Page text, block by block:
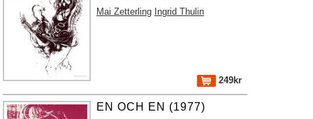
Mai Zetterling Ingrid Thulin
249kr
EN OCH EN (1977)